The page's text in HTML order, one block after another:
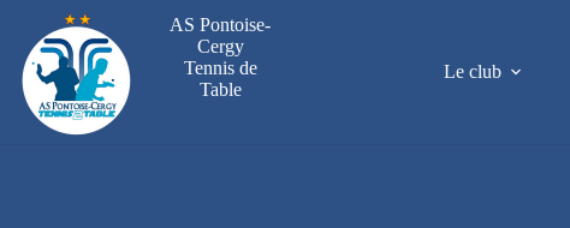
contenu
AS Pontoise-
Cergy
Tennis de
Table
Le club